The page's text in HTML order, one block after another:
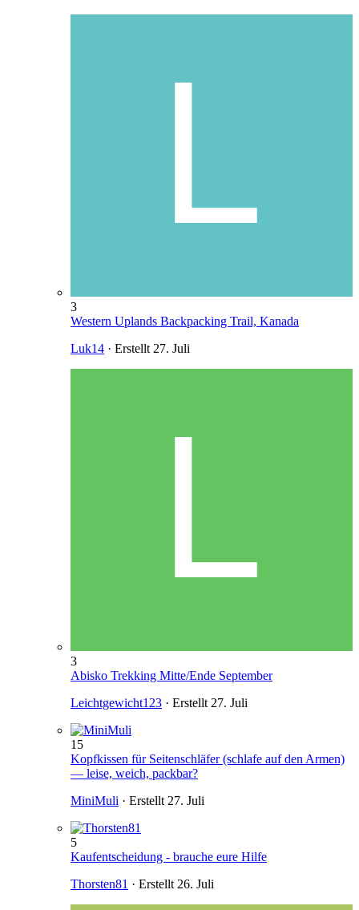
3
Western Uplands Backpacking Trail, Kanada
Luk14 · Erstellt 27. Juli
3
Abisko Trekking Mitte/Ende September
Leichtgewicht123 · Erstellt 27. Juli
15
Kopfkissen für Seitenschläfer (schlafe auf den Armen)
— leise, weich, packbar?
MiniMuli · Erstellt 27. Juli
5
Kaufentscheidung - brauche eure Hilfe
Thorsten81 · Erstellt 26. Juli